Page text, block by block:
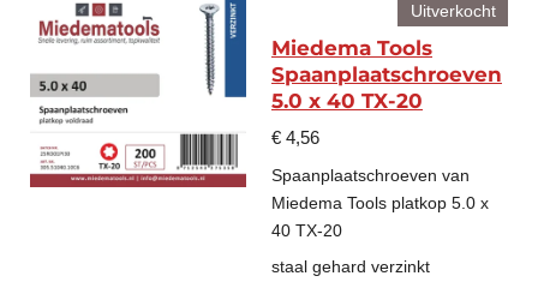
Uitverkocht
Miedema Tools
Spaanplaatschroeven
5.0 x 40 TX-20
€ 4,56
Spaanplaatschroeven van
Miedema Tools platkop 5.0 x
40 TX-20
staal gehard verzinkt